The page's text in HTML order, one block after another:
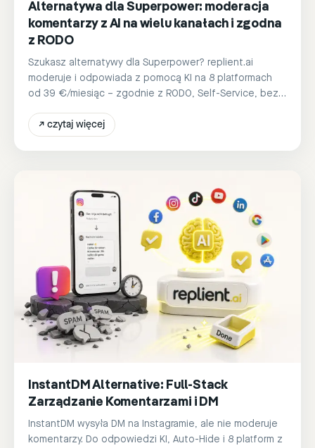
Alternatywa dla Superpower: moderacja
komentarzy z AI na wielu kanałach i zgodna
z RODO
Szukasz alternatywy dla Superpower? replient.ai
moderuje i odpowiada z pomocą KI na 8 platformach
od 39 €/miesiąc – zgodnie z RODO, Self-Service, bez
↗ czytaj więcej
InstantDM Alternative: Full-Stack
Zarządzanie Komentarzami i DM
InstantDM wysyła DM na Instagramie, ale nie moderuje
komentarzy. Do odpowiedzi KI, Auto-Hide i 8 platform z